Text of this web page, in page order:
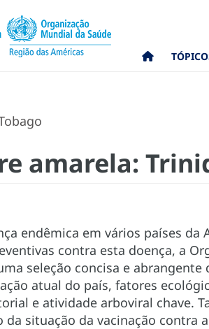
amarela:
endêmica em vários países
contra esta doença, a
seleção concisa e
atual do país, fatores
e atividade arboviral chave.
situação da vacinação contra